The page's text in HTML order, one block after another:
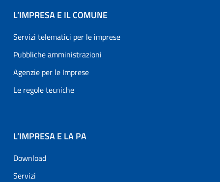
L’IMPRESA E IL COMUNE
Servizi telematici per le imprese
Pubbliche amministrazioni
Agenzie per le Imprese
Le regole tecniche
L’IMPRESA E LA PA
Download
Servizi